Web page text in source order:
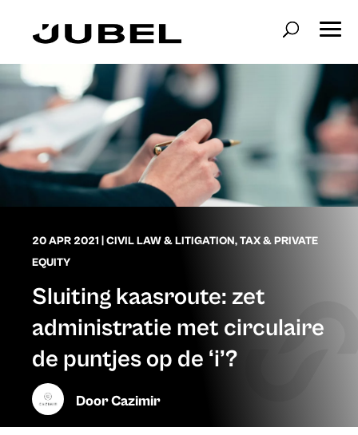
20 APR 2021 CIVIL LAW & LITIGATION,TAX & PRIVATE
EQUITY
Sluiting kaasroute: zet
administratie met circulaire
de puntjes op de ‘i’?
DoorCazimir